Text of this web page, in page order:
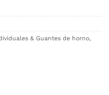
& Guantes de horno,